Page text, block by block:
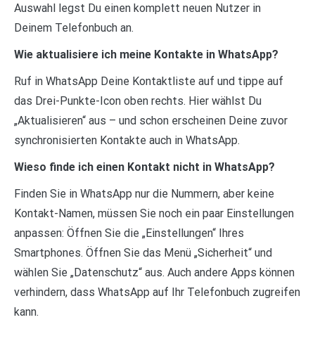
Auswahl legst Du einen komplett neuen Nutzer in
Deinem Telefonbuch an.
Wie aktualisiere ich meine Kontakte in WhatsApp?
Ruf in WhatsApp Deine Kontaktliste auf und tippe auf
das Drei-Punkte-Icon oben rechts. Hier wählst Du
„Aktualisieren“ aus – und schon erscheinen Deine zuvor
synchronisierten Kontakte auch in WhatsApp.
Wieso finde ich einen Kontakt nicht in WhatsApp?
Finden Sie in WhatsApp nur die Nummern, aber keine
Kontakt-Namen, müssen Sie noch ein paar Einstellungen
anpassen: Öffnen Sie die „Einstellungen“ Ihres
Smartphones. Öffnen Sie das Menü „Sicherheit“ und
wählen Sie „Datenschutz“ aus. Auch andere Apps können
verhindern, dass WhatsApp auf Ihr Telefonbuch zugreifen
kann.